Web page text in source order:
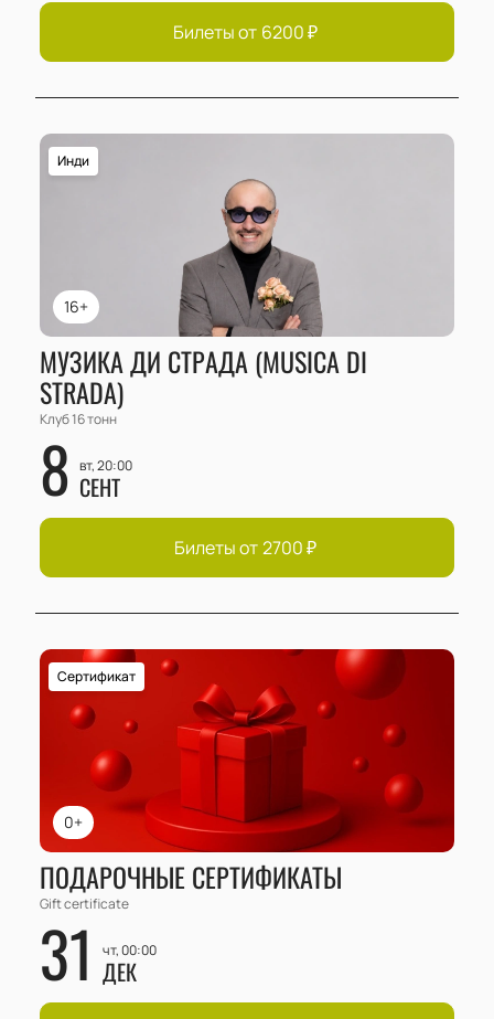
Билеты от 6200₽
16+
Инди
МУЗИКА ДИ СТРАДА (MUSICA DI
STRADA)
Клуб 16 тонн
8 вт, 20:00
СЕНТ
Билеты от 2700₽
0+
Сертификат
ПОДАРОЧНЫЕ СЕРТИФИКАТЫ
Gift certificate
31 чт, 00:00
ДЕК